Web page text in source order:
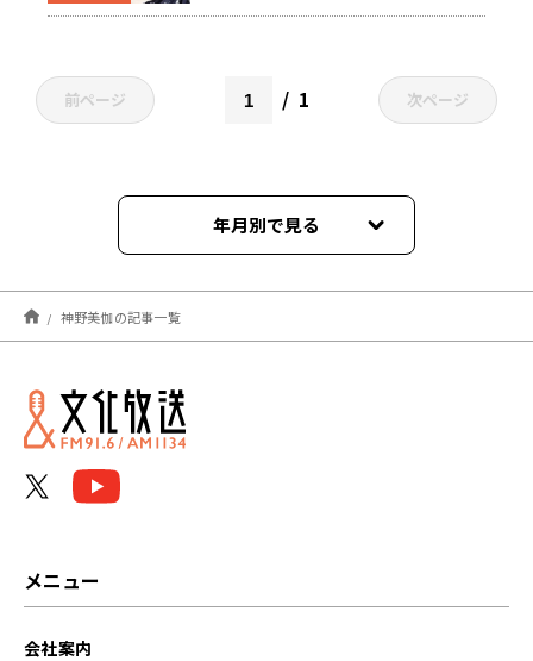
前ページ 1 次ページ
年月別で見る
2023年10月
2023年08月
神野美伽の記事一覧
メニュー
会社案内